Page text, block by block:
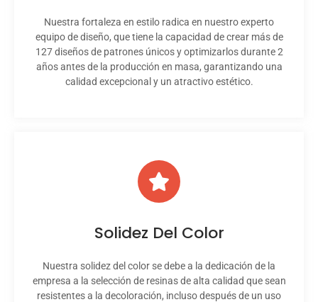
Nuestra fortaleza en estilo radica en nuestro experto
equipo de diseño, que tiene la capacidad de crear más de
127 diseños de patrones únicos y optimizarlos durante 2
años antes de la producción en masa, garantizando una
calidad excepcional y un atractivo estético.
Solidez Del Color
Nuestra solidez del color se debe a la dedicación de la
empresa a la selección de resinas de alta calidad que sean
resistentes a la decoloración, incluso después de un uso